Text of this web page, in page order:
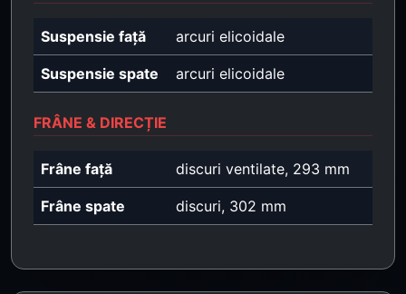
Suspensie față arcuri elicoidale
Suspensie spate arcuri elicoidale
FRÂNE & DIRECȚIE
Frâne față discuri ventilate, 293 mm
Frâne spate discuri, 302 mm